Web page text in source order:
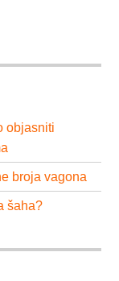
objasniti
broja vagona
šaha?